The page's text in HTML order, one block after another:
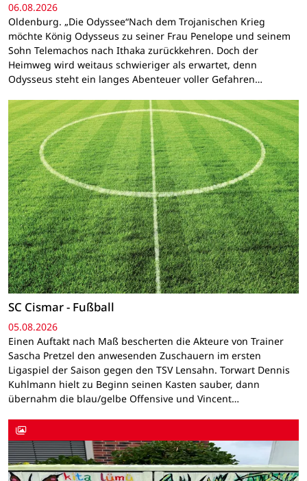
06.08.2026
Oldenburg. „Die Odyssee“Nach dem Trojanischen Krieg
möchte König Odysseus zu seiner Frau Penelope und seinem
Sohn Telemachos nach Ithaka zurückkehren. Doch der
Heimweg wird weitaus schwieriger als erwartet, denn
Odysseus steht ein langes Abenteuer voller Gefahren…
SC Cismar - Fußball
05.08.2026
Einen Auftakt nach Maß bescherten die Akteure von Trainer
Sascha Pretzel den anwesenden Zuschauern im ersten
Ligaspiel der Saison gegen den TSV Lensahn. Torwart Dennis
Kuhlmann hielt zu Beginn seinen Kasten sauber, dann
übernahm die blau/gelbe Offensive und Vincent…